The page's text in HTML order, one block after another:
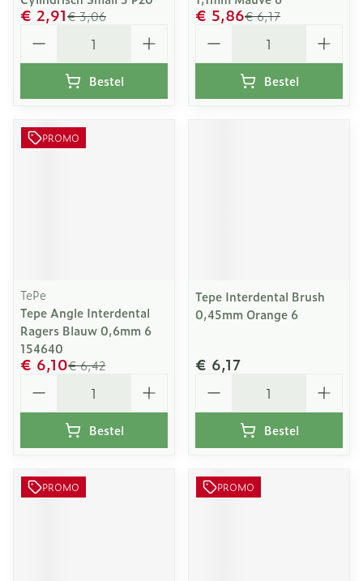
€ 3,06
€ 2,91
Bestel
€ 6,17
€ 5,86
Bestel
PROMO
TePe
Tepe Angle Interdental
Ragers Blauw 0,6mm 6
154640
€ 6,42
€ 6,10
Bestel
Tepe Interdental Brush
0,45mm Orange 6
€ 6,17
Bestel
PROMO PROMO